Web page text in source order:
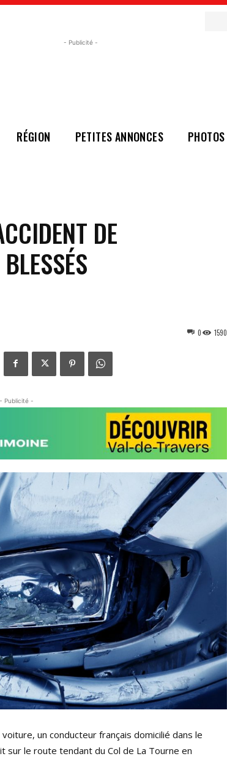
- Publicité -
RÉGION PETITES ANNONCES PHOTOS
DE
1590
0
- Publicité -
un conducteur français domicilié dans le
sur le route tendant du Col de La Tourne en